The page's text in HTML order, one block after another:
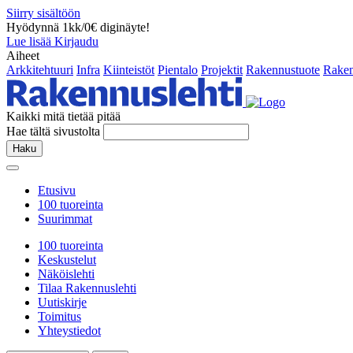
Siirry sisältöön
Hyödynnä 1kk/0€ diginäyte!
Lue lisää Kirjaudu
Aiheet
Arkkitehtuuri Infra Kiinteistöt Pientalo Projektit Rakennustuote
Kaikki mitä tietää pitää
Hae tältä sivustolta
Haku
Etusivu
100 tuoreinta
Suurimmat
100 tuoreinta
Keskustelut
Näköislehti
Tilaa Rakennuslehti
Uutiskirje
Toimitus
Yhteystiedot